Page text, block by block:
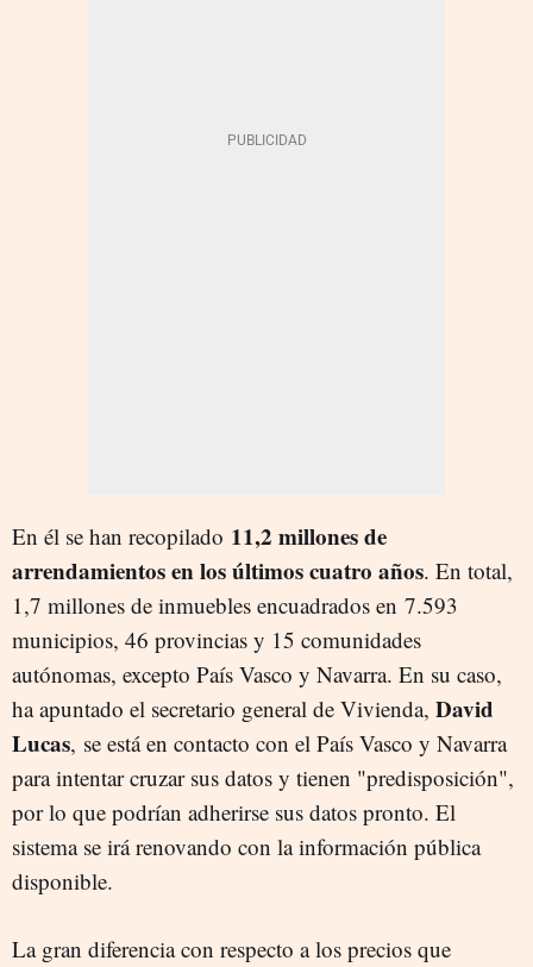
En él se han recopilado 11,2 millones de
arrendamientos en los últimos cuatro años. En total,
1,7 millones de inmuebles encuadrados en 7.593
municipios, 46 provincias y 15 comunidades
autónomas, excepto País Vasco y Navarra. En su caso,
ha apuntado el secretario general de Vivienda, David
Lucas, se está en contacto con el País Vasco y Navarra
para intentar cruzar sus datos y tienen "predisposición",
por lo que podrían adherirse sus datos pronto. El
sistema se irá renovando con la información pública
disponible.
La gran diferencia con respecto a los precios que